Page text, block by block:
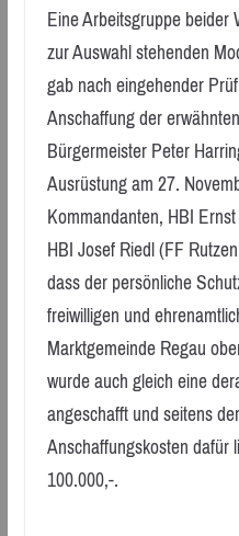
Eine Arbeitsgruppe
zur Auswahl stehenden
gab nach eingehender
Anschaffung der
Bürgermeister Peter
Ausrüstung am 27.
Kommandanten, HBI
HBI Josef Riedl (FF
dass der persönliche
freiwilligen und
Marktgemeinde Regau
wurde auch gleich eine
angeschafft und seitens
Anschaffungskosten dafür
100.000,-.